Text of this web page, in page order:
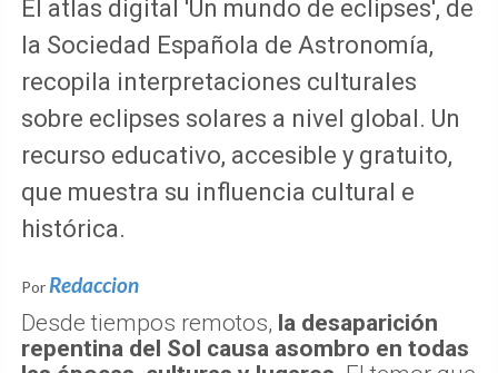
El atlas digital 'Un mundo de eclipses', de
la Sociedad Española de Astronomía,
recopila interpretaciones culturales
sobre eclipses solares a nivel global. Un
recurso educativo, accesible y gratuito,
que muestra su influencia cultural e
histórica.
Por Redaccion
Desde tiempos remotos, la desaparición
repentina del Sol causa asombro en todas